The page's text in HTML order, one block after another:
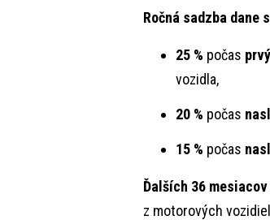
Ročná sadzba dane
25 % počas
vozidla,
20 % počas
15 % počas
Ďalších 36 mesiacov
z motorových